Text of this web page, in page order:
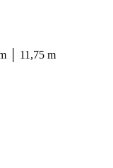
│ 11,75 m